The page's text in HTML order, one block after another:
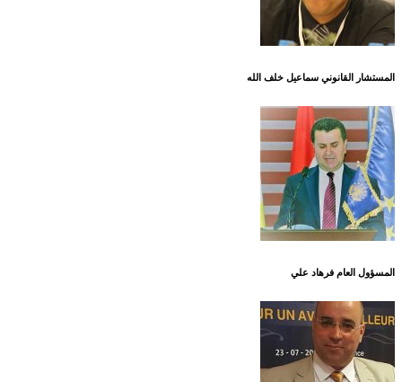
المستشار القانوني سماعيل خلف الله
المسؤول العام فرهاد علي